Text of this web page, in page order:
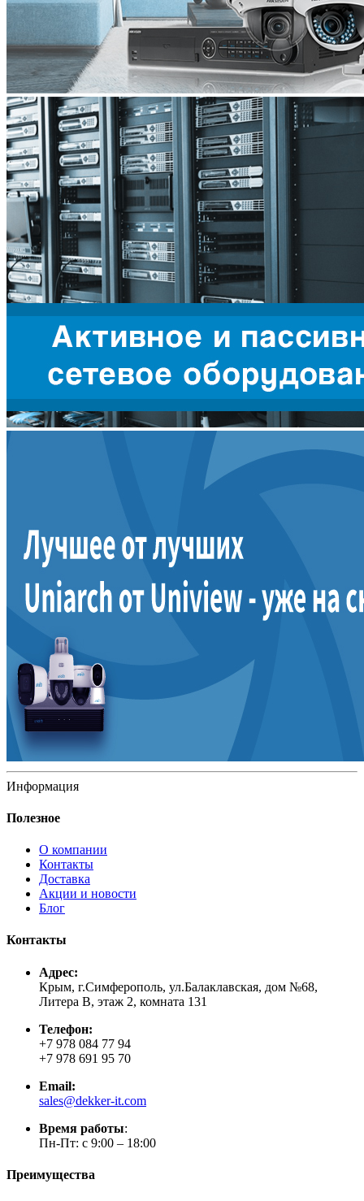
Информация
Полезное
О компании
Контакты
Доставка
Акции и новости
Блог
Контакты
Адрес:
Крым, г.Симферополь, ул.Балаклавская, дом №68,
Литера В, этаж 2, комната 131
Телефон:
+7 978 084 77 94
+7 978 691 95 70
Email:
sales@dekker-it.com
Время работы:
Пн-Пт: с 9:00 – 18:00
Преимущества